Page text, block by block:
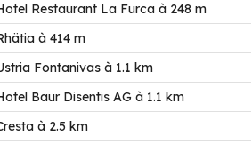
Restaurant La Furca à 248 m
à 414 m
Fontanivas à 1.1 km
Baur Disentis AG à 1.1 km
à 2.5 km